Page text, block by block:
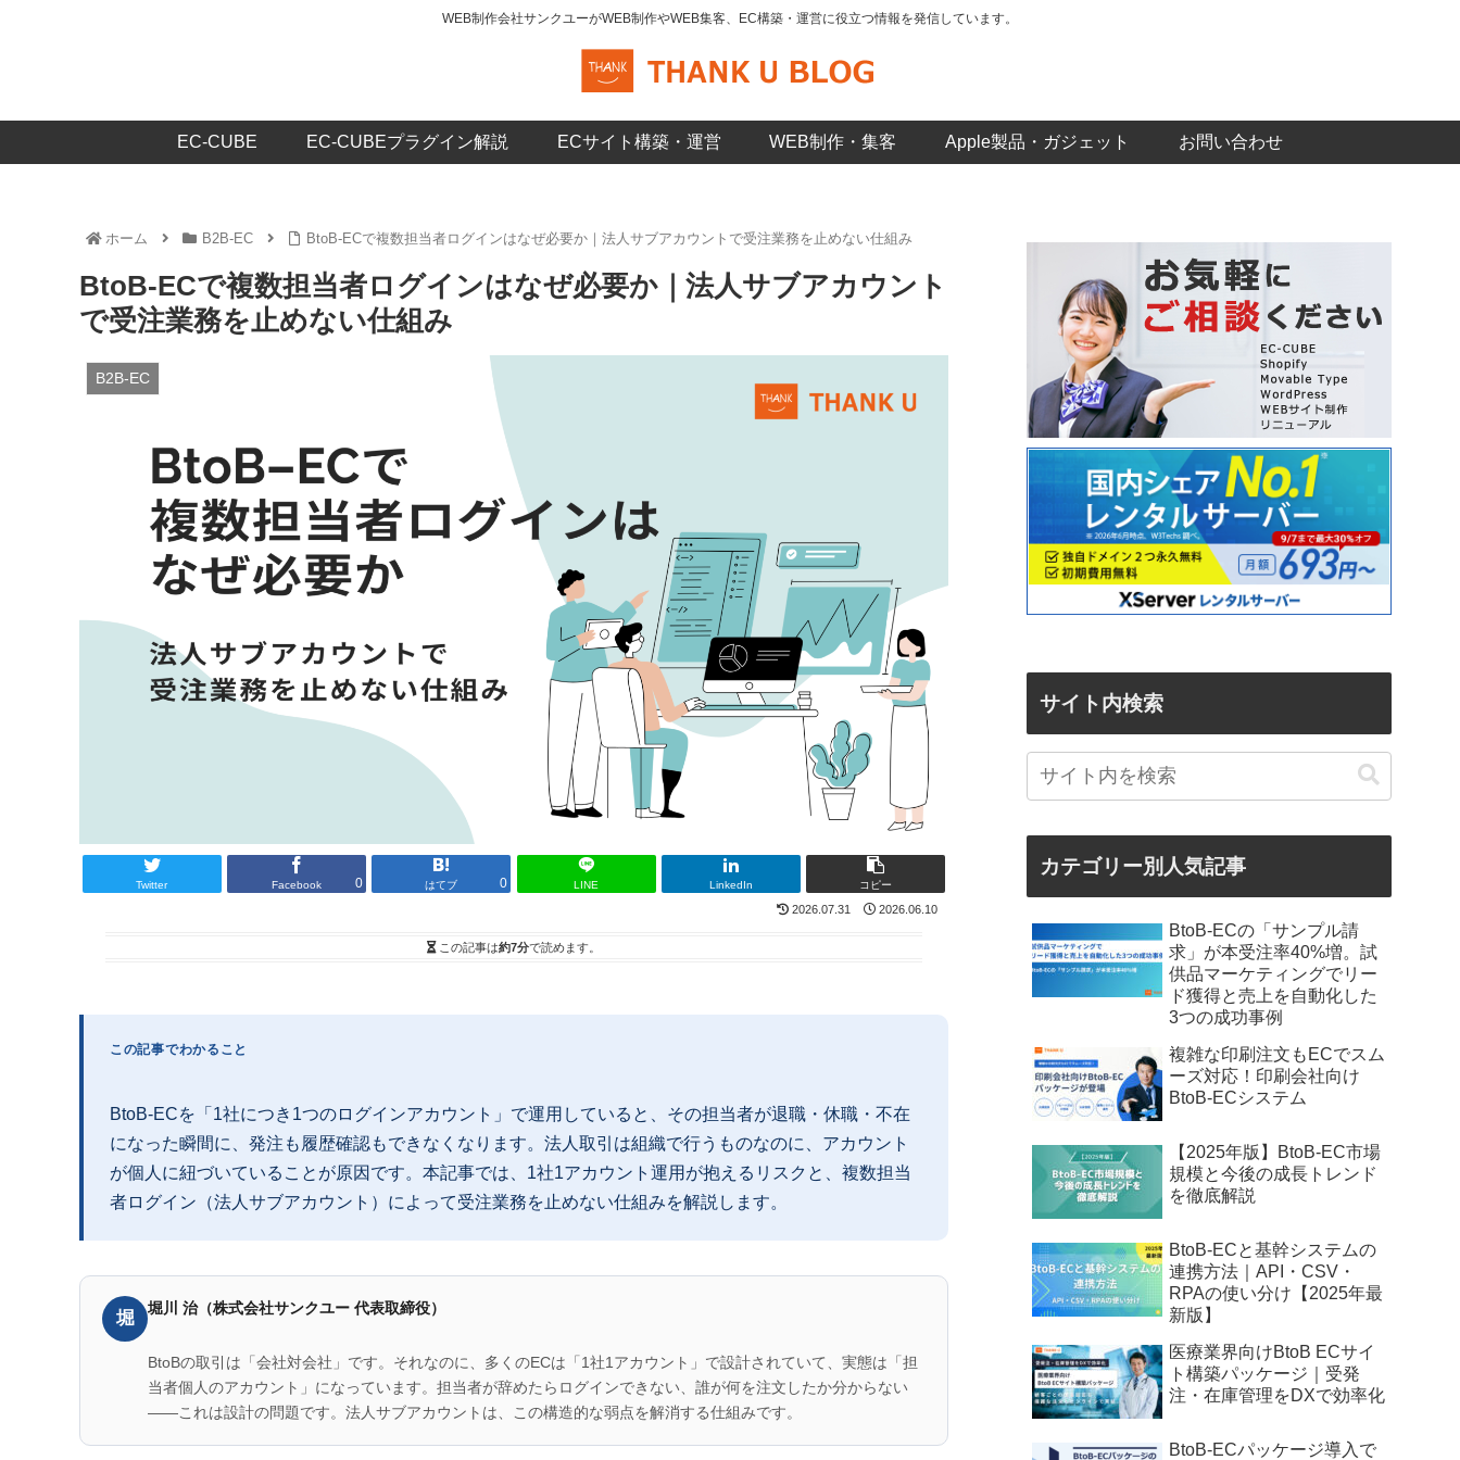
WEB制作会社サンクユーがWEB制作やWEB集客、EC構築・運営に役立つ情報を発信しています。
EC-CUBE EC-CUBEプラグイン解説 ECサイト構築・運営 WEB制作・集客 Apple製品・ガジェット お問い合わせ
ホーム B2B-EC BtoB-ECで複数担当者ログインはなぜ必要か｜法人サブアカウントで受注業務を止めない仕組み
BtoB-ECで複数担当者ログインはなぜ必要か｜法人サブアカウント
で受注業務を止めない仕組み
B2B-EC
Twitter Facebook 0 はてブ 0 LINE LinkedIn コピー
2026.07.31 2026.06.10
この記事は約7分で読めます。
この記事でわかること
BtoB-ECを「1社につき1つのログインアカウント」で運用していると、その担当者が退職・休職・不在
になった瞬間に、発注も履歴確認もできなくなります。法人取引は組織で行うものなのに、アカウント
が個人に紐づいていることが原因です。本記事では、1社1アカウント運用が抱えるリスクと、複数担当
者ログイン（法人サブアカウント）によって受注業務を止めない仕組みを解説します。
堀 堀川 治（株式会社サンクユー 代表取締役）
BtoBの取引は「会社対会社」です。それなのに、多くのECは「1社1アカウント」で設計されていて、実態は「担
当者個人のアカウント」になっています。担当者が辞めたらログインできない、誰が何を注文したか分からない
——これは設計の問題です。法人サブアカウントは、この構造的な弱点を解消する仕組みです。
サイト内検索
カテゴリー別人気記事
BtoB-ECの「サンプル請
求」が本受注率40%増。試
供品マーケティングでリー
ド獲得と売上を自動化した
3つの成功事例
複雑な印刷注文もECでスム
ーズ対応！印刷会社向け
BtoB-ECシステム
【2025年版】BtoB-EC市場
規模と今後の成長トレンド
を徹底解説
BtoB-ECと基幹システムの
連携方法｜API・CSV・
RPAの使い分け【2025年最
新版】
医療業界向けBtoB ECサイ
ト構築パッケージ｜受発
注・在庫管理をDXで効率化
BtoB-ECパッケージ導入で